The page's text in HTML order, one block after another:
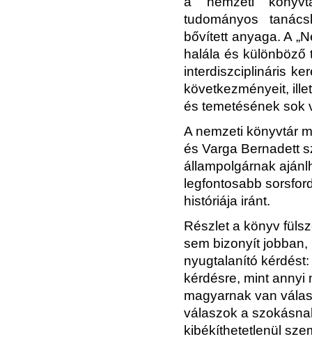
tudományos
bővített anyaga. A
halála és
interdiszciplináris
következményeit,
és temetésének sok
A nemzeti könyvtár
és Varga Bernadett
állampolgárnak
legfontosabb
históriája iránt.
Részlet a könyv
sem bizonyít
nyugtalanító
kérdésre, mint annyi
magyarnak van
válaszok a
kibékíthetetlenül